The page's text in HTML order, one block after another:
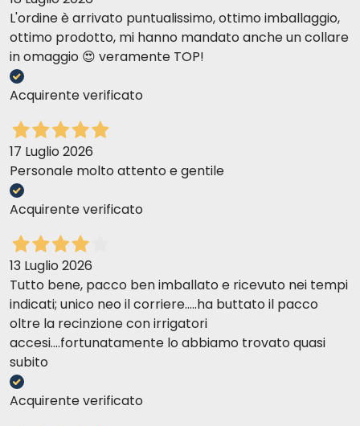
L'ordine è arrivato puntualissimo, ottimo imballaggio,
ottimo prodotto, mi hanno mandato anche un collare
in omaggio 😍 veramente TOP!
Acquirente verificato
17 Luglio 2026
Personale molto attento e gentile
Acquirente verificato
13 Luglio 2026
Tutto bene, pacco ben imballato e ricevuto nei tempi
indicati; unico neo il corriere.....ha buttato il pacco
oltre la recinzione con irrigatori
accesi....fortunatamente lo abbiamo trovato quasi
subito
Acquirente verificato